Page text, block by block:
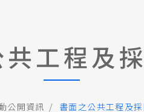
工程及
公開資訊 書面之公共工程及